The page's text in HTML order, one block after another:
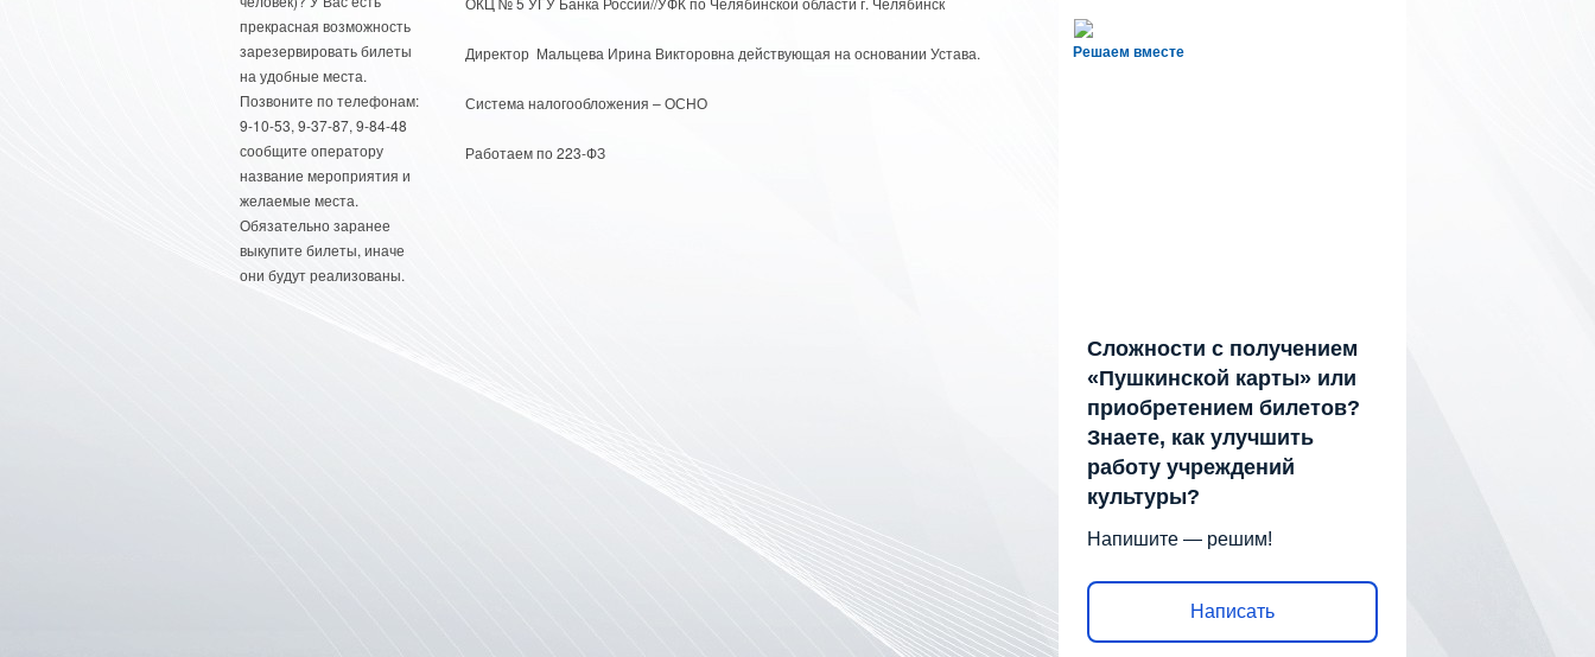
прекрасная возможность
зарезервировать билеты
на удобные места.
Позвоните по телефонам:
9-10-53, 9-37-87, 9-84-48
сообщите оператору
название мероприятия и
желаемые места.
Обязательно заранее
выкупите билеты, иначе
они будут реализованы.
Директор Мальцева Ирина Викторовна действующая на основании Устава.
Система налогообложения – ОСНО
Работаем по 223-ФЗ
Решаем вместе
Сложности с получением
«Пушкинской карты» или
приобретением билетов?
Знаете, как улучшить
работу учреждений
культуры?
Напишите — решим!
Написать